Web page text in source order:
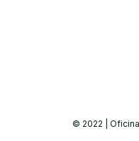
© 2022 |